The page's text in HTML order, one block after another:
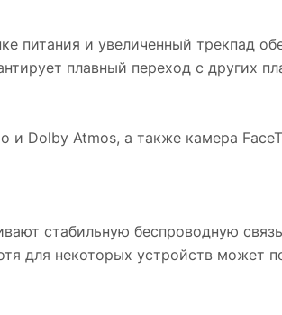
питания и увеличенный трекпад
плавный переход с других
и Dolby Atmos, а также камера
стабильную беспроводную
для некоторых устройств может